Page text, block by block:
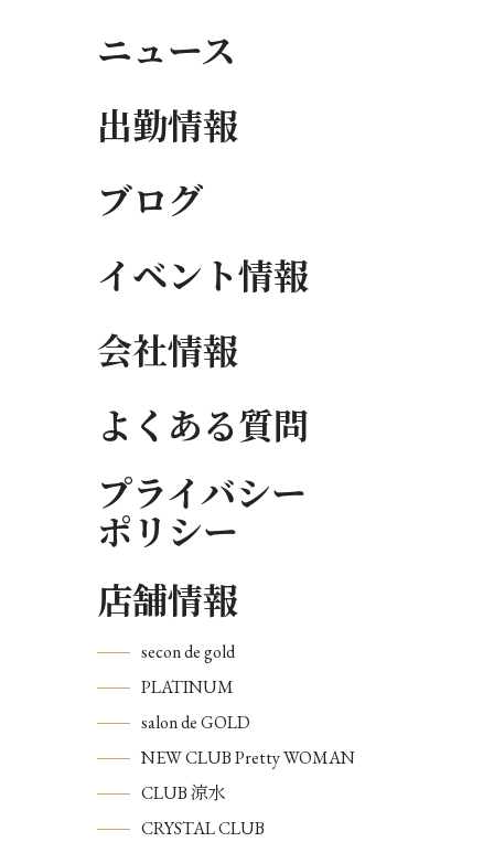
ニュース
出勤情報
ブログ
イベント情報
会社情報
よくある質問
プライバシー
ポリシー
店舗情報
secon de gold
PLATINUM
salon de GOLD
NEW CLUB Pretty WOMAN
CLUB 涼水
CRYSTAL CLUB